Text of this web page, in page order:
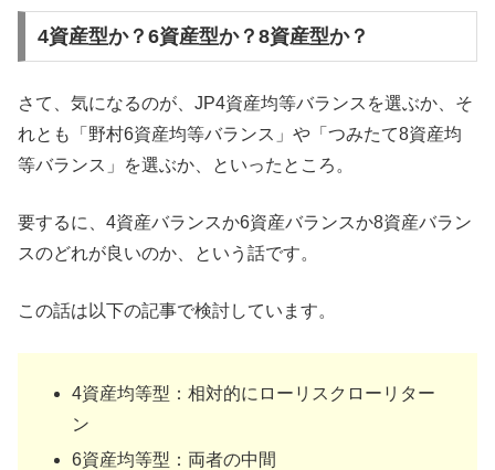
4資産型か？6資産型か？8資産型か？
さて、気になるのが、JP4資産均等バランスを選ぶか、そ
れとも「野村6資産均等バランス」や「つみたて8資産均
等バランス」を選ぶか、といったところ。
要するに、4資産バランスか6資産バランスか8資産バラン
スのどれが良いのか、という話です。
この話は以下の記事で検討しています。
4資産均等型：相対的にローリスクローリター
ン
6資産均等型：両者の中間